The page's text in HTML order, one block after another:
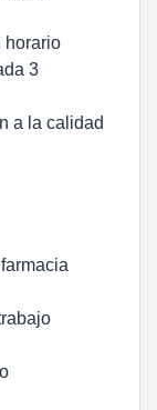
horario
3
a la calidad